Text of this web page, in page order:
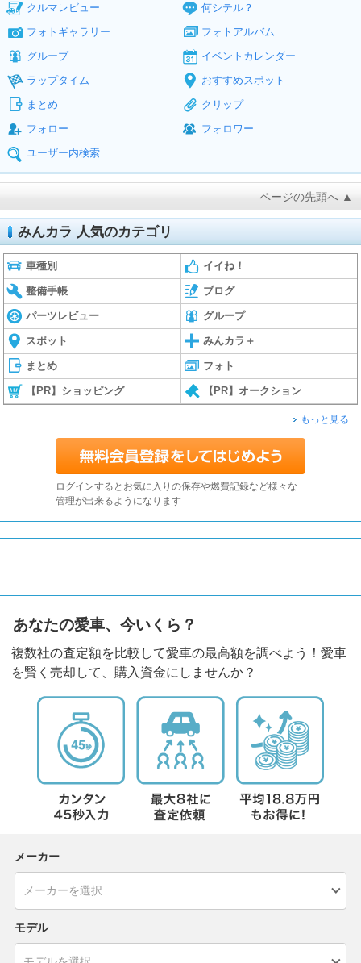
クルマレビュー
何シテル？
フォトギャラリー
フォトアルバム
グループ
イベントカレンダー
ラップタイム
おすすめスポット
まとめ
クリップ
フォロー
フォロワー
ユーザー内検索
ページの先頭へ ▲
みんカラ 人気のカテゴリ
車種別 イイね！
整備手帳 ブログ
パーツレビュー グループ
スポット みんカラ＋
まとめ フォト
【PR】ショッピング 【PR】オークション
もっと見る
ログインするとお気に入りの保存や燃費記録など様々な
管理が出来るようになります
あなたの愛車、今いくら？
複数社の査定額を比較して愛車の最高額を調べよう！愛車
を賢く売却して、購入資金にしませんか？
メーカー
モデル